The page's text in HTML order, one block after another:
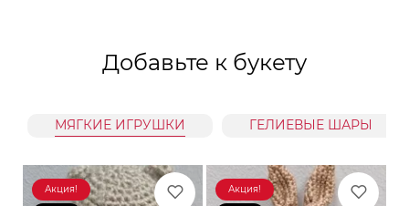
Добавьте к букету
МЯГКИЕ ИГРУШКИ ГЕЛИЕВЫЕ ШАРЫ
Акция! Акция!